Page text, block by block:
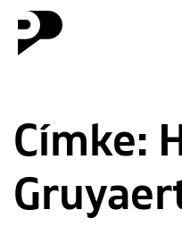
Címke: